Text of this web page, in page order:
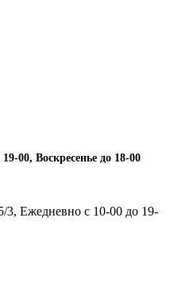
00, Воскресенье до 18-00
3, Ежедневно с 10-00 до 19-